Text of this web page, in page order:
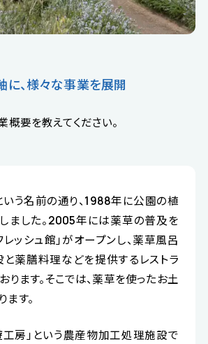
に、様々な事業を展開
要を教えてください。
う名前の通り、1988年に公園の植
ました。2005年には薬草の普及を
レッシュ館」がオープンし、薬草風呂
薬膳料理などを提供するレストラ
ります。そこでは、薬草を使ったお土
す。
工房」という農産物加工処理施設で